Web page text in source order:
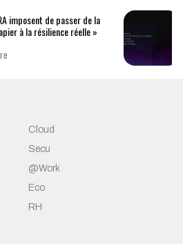
imposent de passer de la
à la résilience réelle »
Cloud
Secu
@Work
Eco
RH